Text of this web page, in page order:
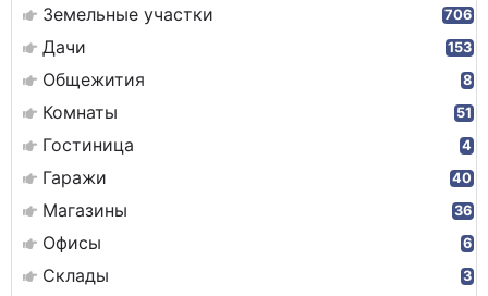
Земельные участки 706
Дачи 153
Общежития 8
Комнаты 51
Гостиница 4
Гаражи 40
Магазины 36
Офисы 6
Склады 3